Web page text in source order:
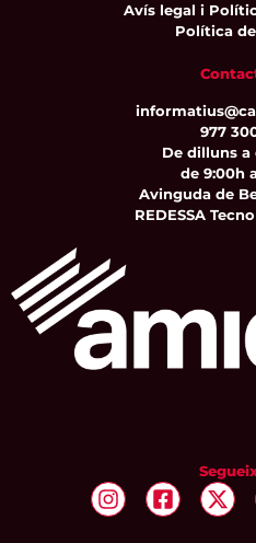
Avís legal i
Política
977
De dilluns a
de 9:00h
Avinguda de
REDESSA